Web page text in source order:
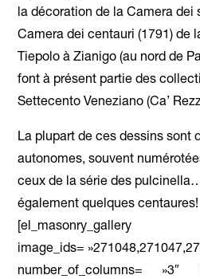
la décoration de la Camera dei
Camera dei centauri (1791) de
Tiepolo à Zianigo (au nord de
font à présent partie des
Settecento Veneziano (Ca’
La plupart de ces dessins sont
autonomes, souvent
ceux de la série des
également quelques centaures!
[el_masonry_gallery
image_ids=
number_of_columns=